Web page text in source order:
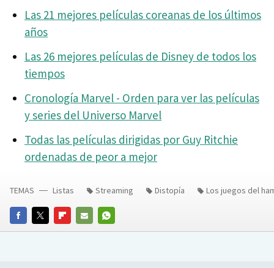
Las 21 mejores películas coreanas de los últimos
años
Las 26 mejores películas de Disney de todos los
tiempos
Cronología Marvel - Orden para ver las películas
y series del Universo Marvel
Todas las películas dirigidas por Guy Ritchie
ordenadas de peor a mejor
FACEBOOKTWITTERFLIPBOARD
E-
WHATSAPP
TEMAS Listas Streaming Distopía Los juegos del